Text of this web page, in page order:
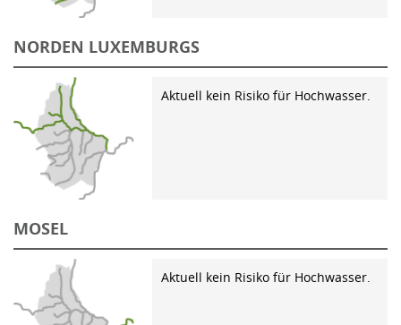
NORDEN LUXEMBURGS
Aktuell kein Risiko für Hochwasser.
MOSEL
Aktuell kein Risiko für Hochwasser.